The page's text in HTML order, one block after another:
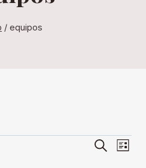
/ equipos
Buscar
Lista